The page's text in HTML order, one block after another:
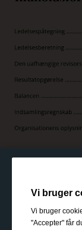
Vi bruger
Vi bruger
"Accepter" får